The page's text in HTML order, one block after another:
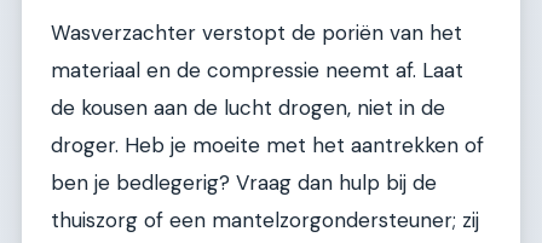
Wasverzachter verstopt de poriën van het
materiaal en de compressie neemt af. Laat
de kousen aan de lucht drogen, niet in de
droger. Heb je moeite met het aantrekken of
ben je bedlegerig? Vraag dan hulp bij de
thuiszorg of een mantelzorgondersteuner; zij